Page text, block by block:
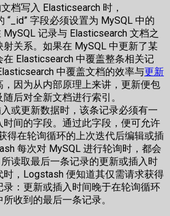
档写入 Elasticsearch 时，
“_id” 字段必须设置为 MySQL 中的
MySQL 记录与 Elasticsearch 文档之
关系。如果在 MySQL 中更新了某
Elasticsearch 中覆盖整条相关记
中覆盖文档的效率与更新
，因为从内部原理上来讲，更新便包
后对全新文档进行索引。
或更新数据时，该条记录必须有一
时间的字段。通过此字段，便可允许
得在轮询循环的上次迭代后编辑或插
每次对 MySQL 进行轮询时，都会
读取最后一条记录的更新或插入时
时，Logstash 便知道其仅需请求获得
录：更新或插入时间晚于在轮询循环
收到的最后一条记录。